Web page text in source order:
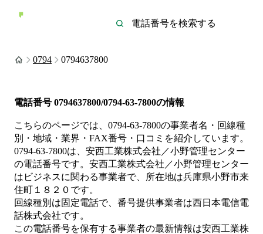
0794 0794637800
電話番号 0794637800/0794-63-7800の情報
こちらのページでは、 0794-63-7800の事業者名・回線種
別・地域・業界・FAX番号・口コミを紹介しています。
0794-63-7800は、 安西工業株式会社／小野管理センター
の電話番号です。 安西工業株式会社／小野管理センター
は ビジネスに関わる事業者で、所在地は兵庫県小野市来
住町１８２０ です。
回線種別は固定電話で、番号提供事業者は西日本電信電
話株式会社です。
この電話番号を保有する事業者の最新情報は安西工業株